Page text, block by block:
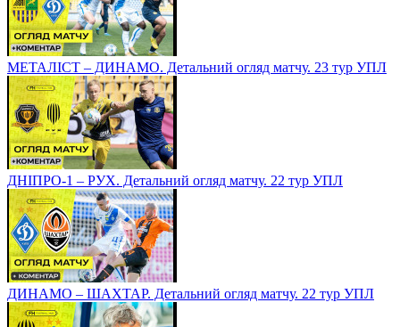
МЕТАЛІСТ – ДИНАМО. Детальний огляд матчу. 23 тур УПЛ
ДНІПРО-1 – РУХ. Детальний огляд матчу. 22 тур УПЛ
ДИНАМО – ШАХТАР. Детальний огляд матчу. 22 тур УПЛ